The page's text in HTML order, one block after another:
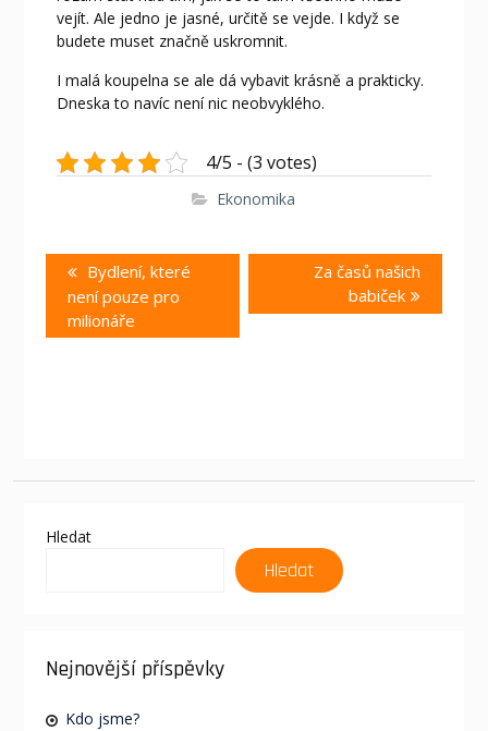
vejít. Ale jedno je jasné, určitě se vejde. I když se
budete muset značně uskromnit.
I malá koupelna se ale dá vybavit krásně a prakticky.
Dneska to navíc není nic neobvyklého.
4/5 - (3 votes)
Ekonomika
Navigace
pro
příspěvek
Previous
post:
Bydlení, které
není pouze pro
milionáře
Next
post:
Za časů našich
babiček
Hledat
Hledat
Nejnovější příspěvky
Kdo jsme?